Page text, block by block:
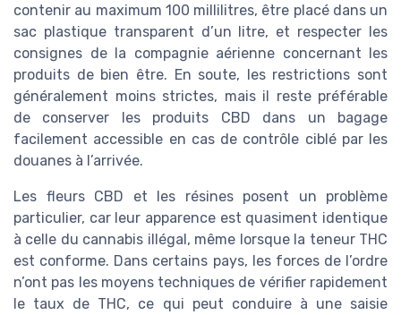
contenir au maximum 100 millilitres, être placé dans un
sac plastique transparent d’un litre, et respecter les
consignes de la compagnie aérienne concernant les
produits de bien être. En soute, les restrictions sont
généralement moins strictes, mais il reste préférable
de conserver les produits CBD dans un bagage
facilement accessible en cas de contrôle ciblé par les
douanes à l’arrivée.
Les fleurs CBD et les résines posent un problème
particulier, car leur apparence est quasiment identique
à celle du cannabis illégal, même lorsque la teneur THC
est conforme. Dans certains pays, les forces de l’ordre
n’ont pas les moyens techniques de vérifier rapidement
le taux de THC, ce qui peut conduire à une saisie